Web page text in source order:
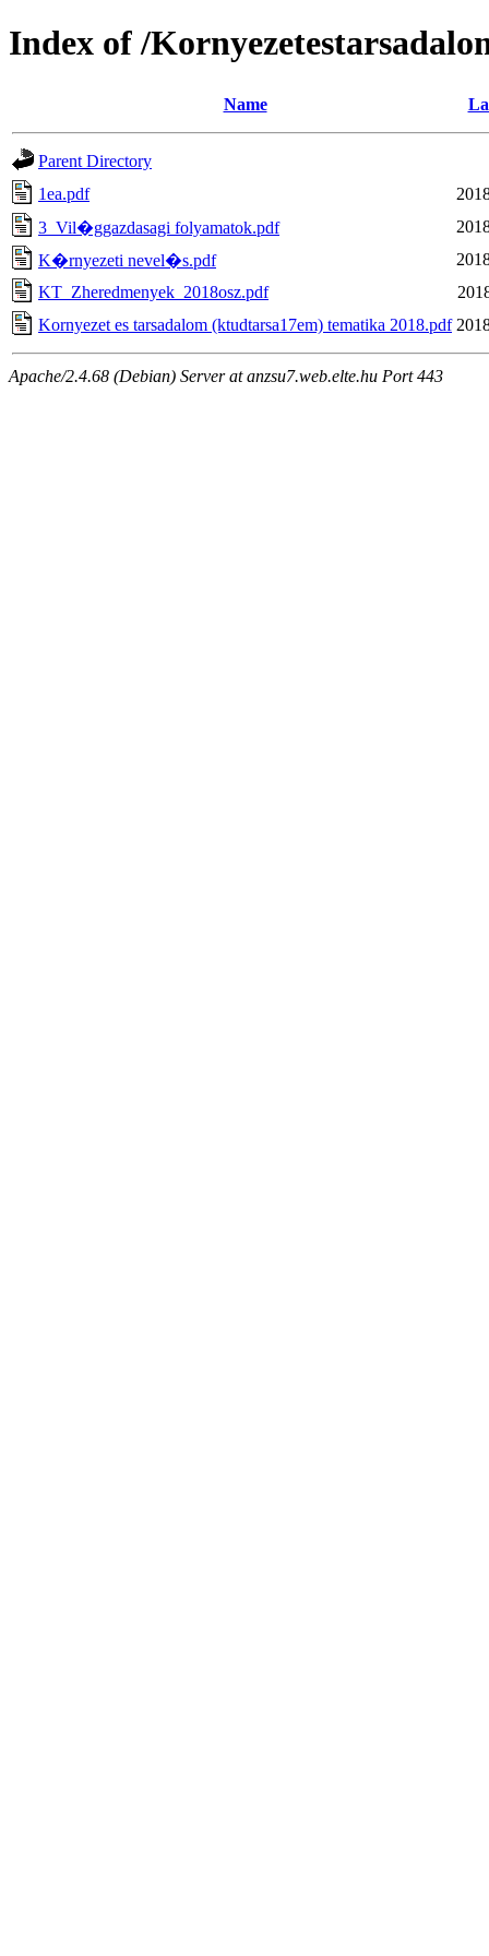
Index of /
Name
Parent Directory
1ea.pdf
3_Vil�ggazdasagi folyamatok.pdf
K�rnyezeti nevel�s.pdf
KT_Zheredmenyek_2018osz.pdf
Kornyezet es tarsadalom (ktudtarsa17em) tematika 2018.pdf
Apache/2.4.68 (Debian) Server at anzsu7.web.elte.hu Port 443